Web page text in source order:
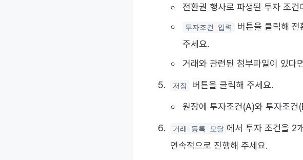
전환권 행사로 파생된 투자 조건
투자조건 입력
버튼을 클릭해
주세요.
거래와 관련된 첨부파일이 있다
저장
버튼을 클릭해 주세요.
원장에 투자조건(A)와 투자조건
거래 등록 모달 에서 투자 조건을 2
연속적으로 진행해 주세요.